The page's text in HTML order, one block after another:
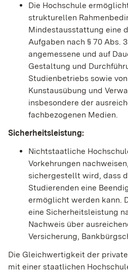
Die Hochschule
strukturellen
Mindestausstattung eine
Aufgaben nach § 70 Abs.
angemessene und auf
Gestaltung und
Studienbetriebs sowie
Kunstausübung und
insbesondere der
fachbezogenen Medien.
Sicherheitsleistung:
Nichtstaatliche
Vorkehrungen
sichergestellt wird, dass
Studierenden eine
ermöglicht werden kann.
eine Sicherheitsleistung
Nachweis über
Versicherung,
Die Gleichwertigkeit der
mit einer staatlichen